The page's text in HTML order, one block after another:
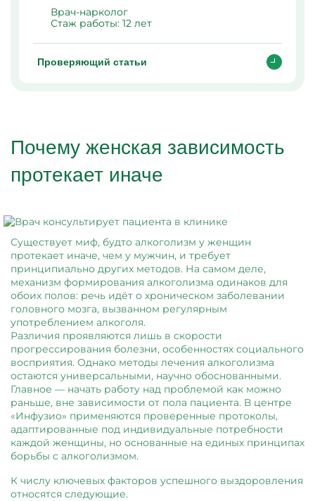
Врач-нарколог
Стаж работы: 12 лет
Проверяющий статьи
Почему женская зависимость
протекает иначе
Существует миф, будто алкоголизм у женщин
протекает иначе, чем у мужчин, и требует
принципиально других методов. На самом деле,
механизм формирования алкоголизма одинаков для
обоих полов: речь идёт о хроническом заболевании
головного мозга, вызванном регулярным
употреблением алкоголя.
Различия проявляются лишь в скорости
прогрессирования болезни, особенностях социального
восприятия. Однако методы лечения алкоголизма
остаются универсальными, научно обоснованными.
Главное — начать работу над проблемой как можно
раньше, вне зависимости от пола пациента. В центре
«Инфузио» применяются проверенные протоколы,
адаптированные под индивидуальные потребности
каждой женщины, но основанные на единых принципах
борьбы с алкоголизмом.
К числу ключевых факторов успешного выздоровления
относятся следующие.